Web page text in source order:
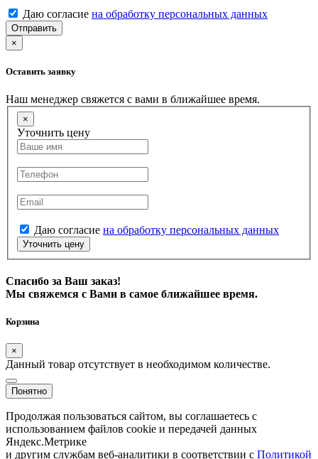
Даю согласие на обработку персональных данных
Отправить
×
Оставить заявку
Наш менеджер свяжется с вами в ближайшее время.
×
Уточнить цену
Даю согласие на обработку персональных данных
Уточнить цену
Спасибо за Ваш заказ!
Мы свяжемся с Вами в самое ближайшее время.
Корзина
×
Данный товар отсутствует в необходимом количестве.
Понятно
Продолжая пользоваться сайтом, вы соглашаетесь с
использованием файлов cookie и передачей данных
Яндекс.Метрике
и другим службам веб-аналитики в соответствии с Политикой